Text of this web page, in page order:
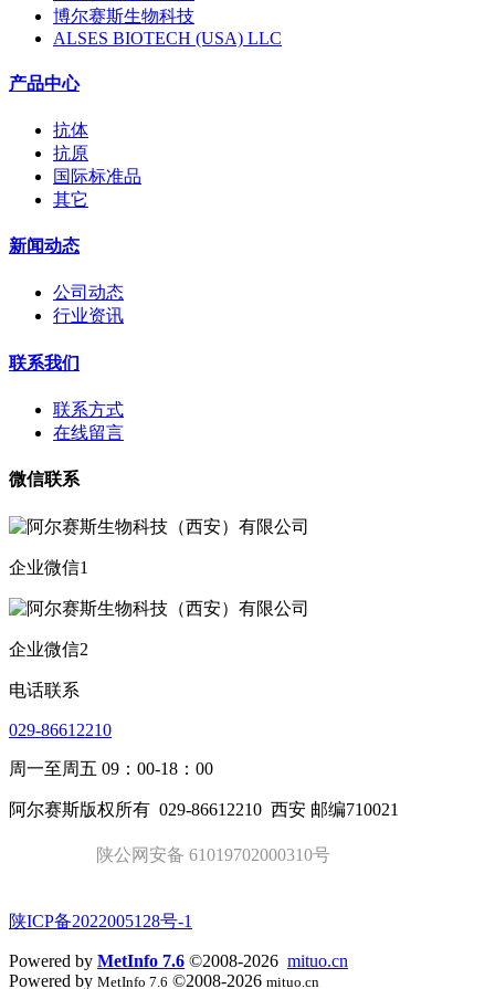
博尔赛斯生物科技
ALSES BIOTECH (USA) LLC
产品中心
抗体
抗原
国际标准品
其它
新闻动态
公司动态
行业资讯
联系我们
联系方式
在线留言
微信联系
企业微信1
企业微信2
电话联系
029-86612210
周一至周五 09：00-18：00
阿尔赛斯版权所有 029-86612210 西安 邮编710021
陕公网安备 61019702000310号
陕ICP备2022005128号-1
Powered by MetInfo 7.6 ©2008-2026 mituo.cn
Powered by MetInfo 7.6 ©2008-2026 mituo.cn